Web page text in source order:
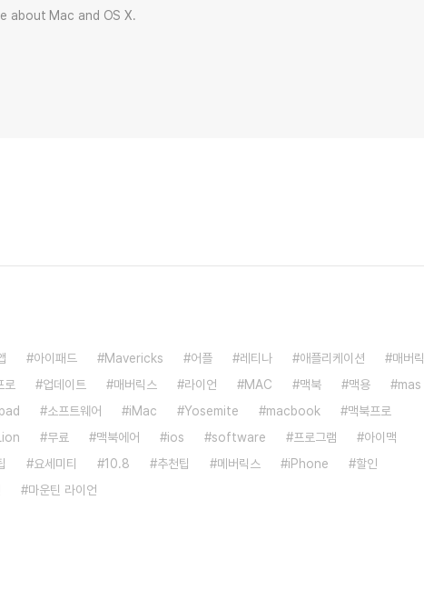
about Mac and OS X.
아이패드 Mavericks 어플 레티나 애플리케이션
매버릭
로
업데이트 매버릭스 라이언 MAC 맥북 맥용
mas
소프트웨어 iMac Yosemite macbook
맥북프로
무료 맥북에어 ios software 프로그램
아이맥
요세미티 10.8 추천팁 메버릭스 iPhone
할인
마운틴 라이언